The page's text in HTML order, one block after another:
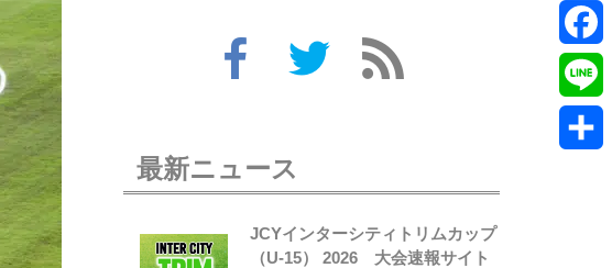
最新ニュース
JCYインターシティトリムカップ
（U-15） 2026 大会速報サイト
Line